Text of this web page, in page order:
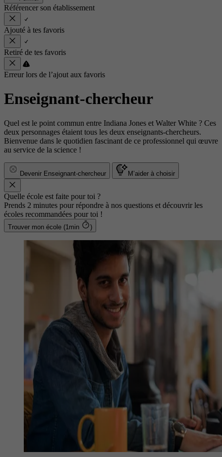
Référencer son établissement
Ajouté à tes favoris
Retiré de tes favoris
Erreur lors de l’ajout aux favoris
Enseignant-chercheur
Quel est le point commun entre Indiana Jones et Walter White ? Ces
deux personnages étaient tous les deux enseignants-chercheurs.
Bienvenue dans le quotidien fascinant de ce professionnel qui œuvre
au service de la science !
Devenir Enseignant-chercheur M’aider à choisir
Quelle école est faite pour toi ?
Prends 2 minutes pour répondre à nos questions et découvrir les
écoles recommandées pour toi !
Trouver mon école (1min )